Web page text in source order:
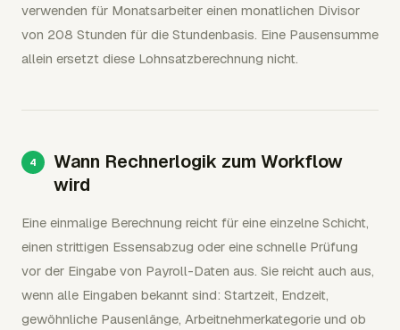
verwenden für Monatsarbeiter einen monatlichen Divisor
von 208 Stunden für die Stundenbasis. Eine Pausensumme
allein ersetzt diese Lohnsatzberechnung nicht.
Wann Rechnerlogik zum Workflow
wird
Eine einmalige Berechnung reicht für eine einzelne Schicht,
einen strittigen Essensabzug oder eine schnelle Prüfung
vor der Eingabe von Payroll-Daten aus. Sie reicht auch aus,
wenn alle Eingaben bekannt sind: Startzeit, Endzeit,
gewöhnliche Pausenlänge, Arbeitnehmerkategorie und ob